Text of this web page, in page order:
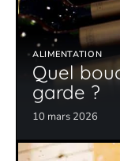
ALIMENTATION
Quel
garde ?
10 mars 2026